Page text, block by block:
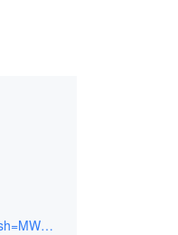
https://www.instagram.com/hinode_redwings?igsh=MWxpaW5id3o5eDM1eg==